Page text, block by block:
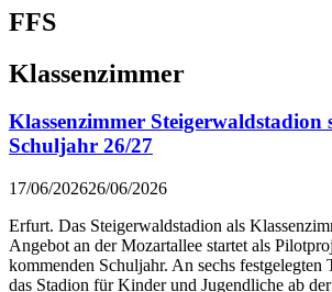
FFS
Klassenzimmer
Klassenzimmer Steigerwaldstadion
Schuljahr 26/27
17/06/202626/06/2026
Erfurt. Das Steigerwaldstadion als
Angebot an der Mozartallee startet als
kommenden Schuljahr. An sechs festgelegten
das Stadion für Kinder und Jugendliche ab